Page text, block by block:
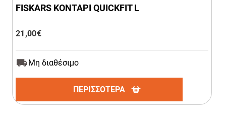
FISKARS ΚΟΝΤΑΡΙ QUICKFIT L
21,00€
Μη διαθέσιμο
ΠΕΡΙΣΣΟΤΕΡΑ